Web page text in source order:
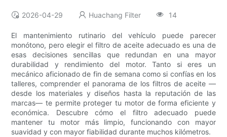
2026-04-29 Huachang Filter 14
El mantenimiento rutinario del vehículo puede parecer
monótono, pero elegir el filtro de aceite adecuado es una de
esas decisiones sencillas que redundan en una mayor
durabilidad y rendimiento del motor. Tanto si eres un
mecánico aficionado de fin de semana como si confías en los
talleres, comprender el panorama de los filtros de aceite —
desde los materiales y diseños hasta la reputación de las
marcas— te permite proteger tu motor de forma eficiente y
económica. Descubre cómo el filtro adecuado puede
mantener tu motor más limpio, funcionando con mayor
suavidad y con mayor fiabilidad durante muchos kilómetros.